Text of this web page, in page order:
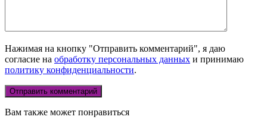
Нажимая на кнопку "Отправить комментарий", я даю
согласие на обработку персональных данных и принимаю
политику конфиденциальности.
Вам также может понравиться